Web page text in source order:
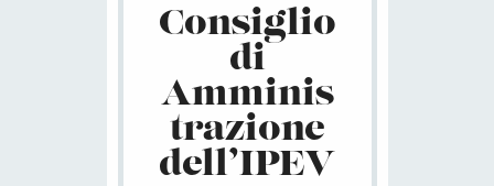
Consiglio
di
Amminis
trazione
dell’IPEV